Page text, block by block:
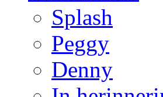
Splash
Peggy
Denny